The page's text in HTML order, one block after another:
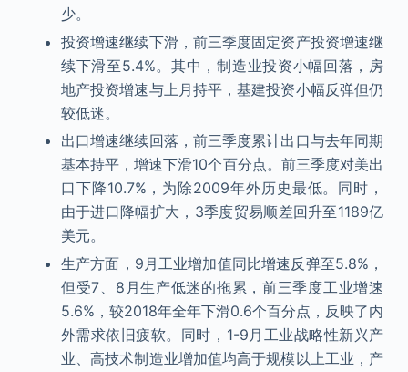
少。
投资增速继续下滑，前三季度固定资产投资增速继
续下滑至5.4%。其中，制造业投资小幅回落，房
地产投资增速与上月持平，基建投资小幅反弹但仍
较低迷。
出口增速继续回落，前三季度累计出口与去年同期
基本持平，增速下滑10个百分点。前三季度对美出
口下降10.7%，为除2009年外历史最低。同时，
由于进口降幅扩大，3季度贸易顺差回升至1189亿
美元。
生产方面，9月工业增加值同比增速反弹至5.8%，
但受7、8月生产低迷的拖累，前三季度工业增速
5.6%，较2018年全年下滑0.6个百分点，反映了内
外需求依旧疲软。同时，1-9月工业战略性新兴产
业、高技术制造业增加值均高于规模以上工业，产